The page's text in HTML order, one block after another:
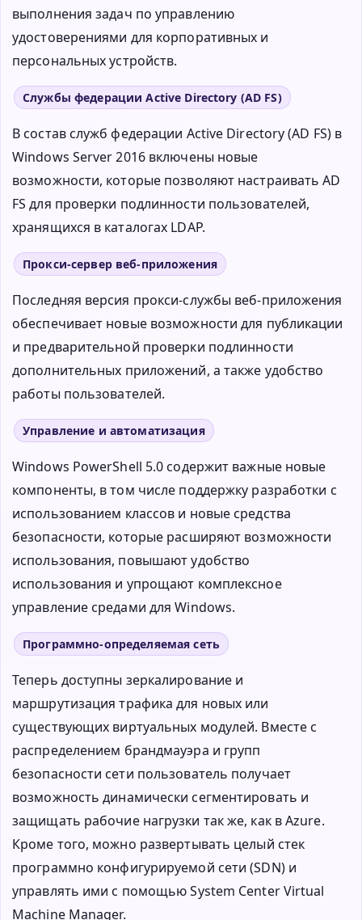
выполнения задач по управлению
удостоверениями для корпоративных и
персональных устройств.
Службы федерации Active Directory (AD FS)
В состав служб федерации Active Directory (AD FS) в
Windows Server 2016 включены новые
возможности, которые позволяют настраивать AD
FS для проверки подлинности пользователей,
хранящихся в каталогах LDAP.
Прокси-сервер веб-приложения
Последняя версия прокси-службы веб-приложения
обеспечивает новые возможности для публикации
и предварительной проверки подлинности
дополнительных приложений, а также удобство
работы пользователей.
Управление и автоматизация
Windows PowerShell 5.0 содержит важные новые
компоненты, в том числе поддержку разработки с
использованием классов и новые средства
безопасности, которые расширяют возможности
использования, повышают удобство
использования и упрощают комплексное
управление средами для Windows.
Программно-определяемая сеть
Теперь доступны зеркалирование и
маршрутизация трафика для новых или
существующих виртуальных модулей. Вместе с
распределением брандмауэра и групп
безопасности сети пользователь получает
возможность динамически сегментировать и
защищать рабочие нагрузки так же, как в Azure.
Кроме того, можно развертывать целый стек
программно конфигурируемой сети (SDN) и
управлять ими с помощью System Center Virtual
Machine Manager.